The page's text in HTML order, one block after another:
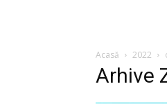
Acasă 2022
Arhive